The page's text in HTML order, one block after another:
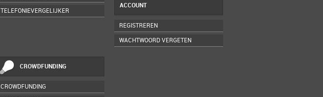
TELEFONIEVERGELIJKER
CROWDFUNDING
CROWDFUNDING
ACCOUNT
REGISTREREN
WACHTWOORD VERGETEN